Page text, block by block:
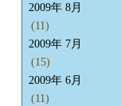
2009年 8月
(11)
2009年 7月
(15)
2009年 6月
(11)